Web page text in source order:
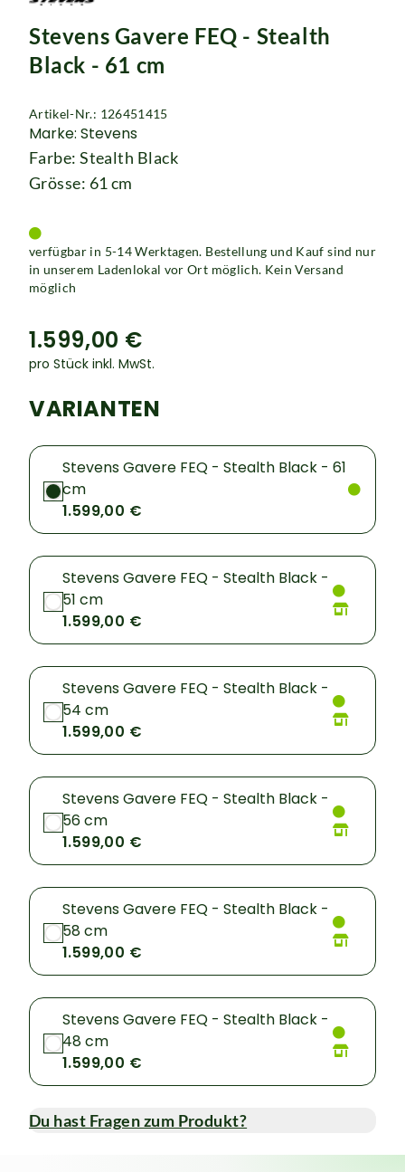
Rucksäcke
Schlösser
Stevens Gavere FEQ - Stealth
Black - 61 cm
Artikel-Nr.: 126451415
Marke: Stevens
Farbe: Stealth Black
Grösse: 61 cm
verfügbar in 5-14 Werktagen. Bestellung und Kauf sind nur
in unserem Ladenlokal vor Ort möglich. Kein Versand
möglich
1.599,00 €
pro Stück inkl. MwSt.
VARIANTEN
Stevens Gavere FEQ - Stealth Black - 61
cm
1.599,00 €
Stevens Gavere FEQ - Stealth Black -
51 cm
1.599,00 €
Stevens Gavere FEQ - Stealth Black -
54 cm
1.599,00 €
Stevens Gavere FEQ - Stealth Black -
56 cm
1.599,00 €
Stevens Gavere FEQ - Stealth Black -
58 cm
1.599,00 €
Stevens Gavere FEQ - Stealth Black -
48 cm
1.599,00 €
Du hast Fragen zum Produkt?